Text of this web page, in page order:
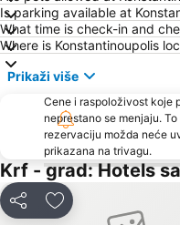
Igoumenitsa
Μoraitika
Plava laguna
Agios Spyridon Church
K.T.E.L. Corfu
Kerasia
Syri i Kaltër
Plaža Ipsos
Zavia
Is parking available at
What time is check-in and
Where is Konstantinoupolis
Prikaži više
Cene i raspoloživost koje
neprestano se menjaju.
rezervaciju možda neće
prikazana na trivagu.
Krf - grad: Hotels
Deli Dodati u favorite